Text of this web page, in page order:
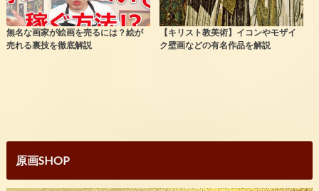
無名な画家が絵画を売るには？絵が
売れる裏技を徹底解説
【キリスト教美術】イコンやモザイ
ク壁画などの有名作品を解説
原画SHOP